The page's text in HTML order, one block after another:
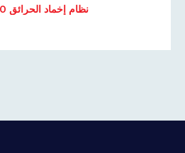
نظام إخماد الحرائق 180 درجة